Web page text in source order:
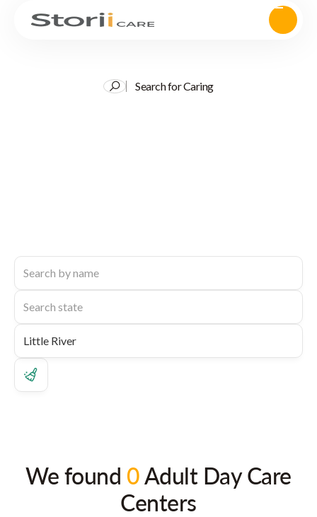
Search for Caring
We found 0Adult Day Care
Centers